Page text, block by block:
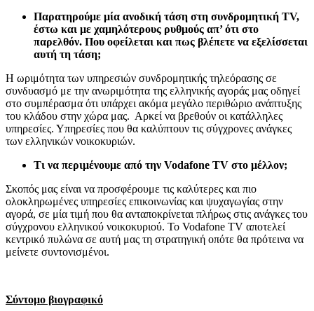
Παρατηρούμε μία ανοδική τάση στη συνδρομητική TV,
έστω και με χαμηλότερους ρυθμούς απ’ ότι στο
παρελθόν. Που οφείλεται και πως βλέπετε να εξελίσσεται
αυτή τη τάση;
Η ωριμότητα των υπηρεσιών συνδρομητικής τηλεόρασης σε
συνδυασμό με την ανωριμότητα της ελληνικής αγοράς μας οδηγεί
στο συμπέρασμα ότι υπάρχει ακόμα μεγάλο περιθώριο ανάπτυξης
του κλάδου στην χώρα μας. Αρκεί να βρεθούν οι κατάλληλες
υπηρεσίες. Υπηρεσίες που θα καλύπτουν τις σύγχρονες ανάγκες
των ελληνικών νοικοκυριών.
Τι να περιμένουμε από την Vodafone TV στο μέλλον;
Σκοπός μας είναι να προσφέρουμε τις καλύτερες και πιο
ολοκληρωμένες υπηρεσίες επικοινωνίας και ψυχαγωγίας στην
αγορά, σε μία τιμή που θα ανταποκρίνεται πλήρως στις ανάγκες του
σύγχρονου ελληνικού νοικοκυριού. Το Vodafone TV αποτελεί
κεντρικό πυλώνα σε αυτή μας τη στρατηγική οπότε θα πρότεινα να
μείνετε συντονισμένοι.
Σύντομο βιογραφικό